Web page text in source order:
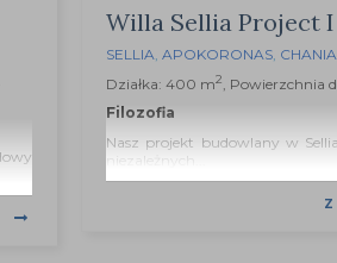
Willa Sellia Project I
SELLIA, APOKORONAS, CHANIA
Działka: 400 m2, Powierzchnia
Filozofia
Nasz projekt budowlany w
niezależnych...